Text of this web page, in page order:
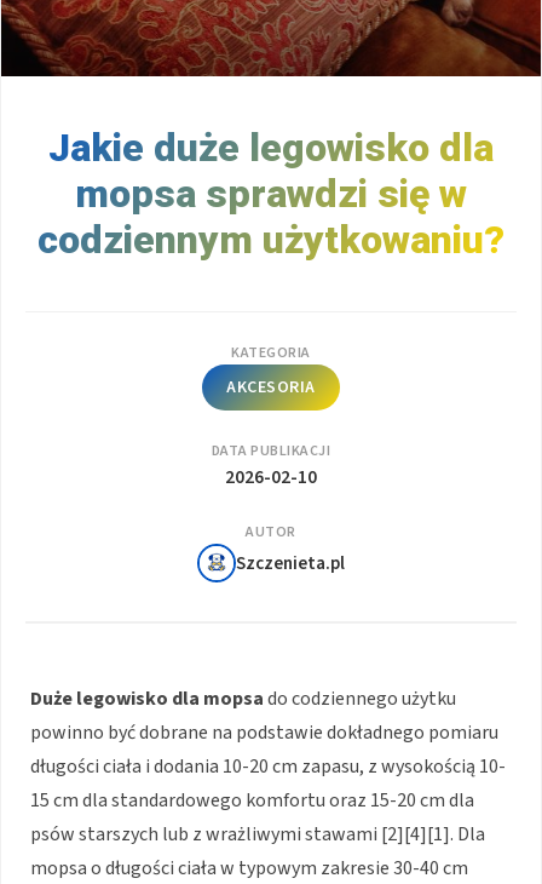
Jakie duże legowisko dla
mopsa sprawdzi się w
codziennym użytkowaniu?
KATEGORIA
AKCESORIA
DATA PUBLIKACJI
2026-02-10
AUTOR
Szczenieta.pl
Duże legowisko dla mopsado codziennego użytku
powinno być dobrane na podstawie dokładnego pomiaru
długości ciała i dodania 10-20 cm zapasu, z wysokością 10-
15 cm dla standardowego komfortu oraz 15-20 cm dla
psów starszych lub z wrażliwymi stawami [2][4][1]. Dla
mopsa o długości ciała w typowym zakresie 30-40 cm